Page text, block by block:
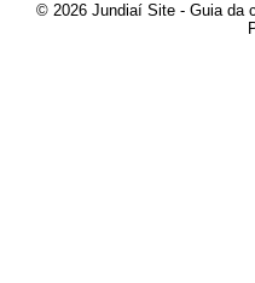
© 2026 Jundiaí Site - Guia da